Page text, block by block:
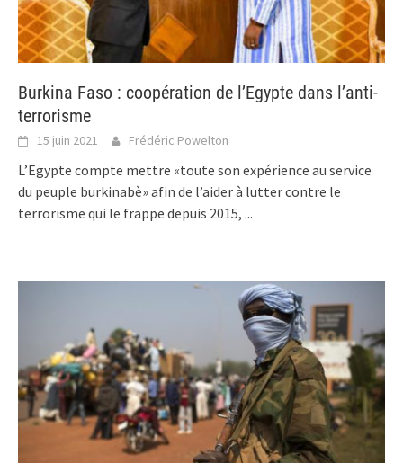
Burkina Faso : coopération de l’Egypte dans l’anti-
terrorisme
15 juin 2021 Frédéric Powelton
L’Egypte compte mettre «toute son expérience au service
du peuple burkinabè» afin de l’aider à lutter contre le
terrorisme qui le frappe depuis 2015, ...